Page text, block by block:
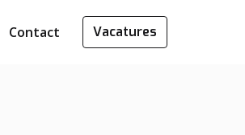
Contact Vacatures